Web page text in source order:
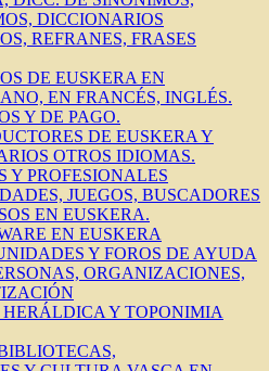
DICCIONARIOS
REFRANES, FRASES
DE EUSKERA EN
EN FRANCÉS, INGLÉS.
Y DE PAGO.
DE EUSKERA Y
OTROS IDIOMAS.
Y PROFESIONALES
JUEGOS, BUSCADORES
EN EUSKERA.
EN EUSKERA
Y FOROS DE AYUDA
ORGANIZACIONES,
Y TOPONIMIA